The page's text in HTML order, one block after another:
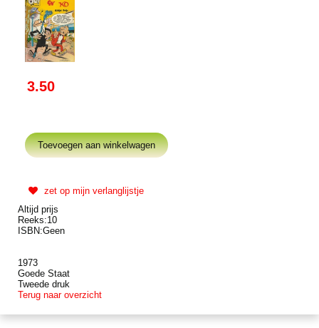
3.50
zet op mijn verlanglijstje
Altijd prijs
Reeks:10
ISBN:Geen
1973
Goede Staat
Tweede druk
Terug naar overzicht